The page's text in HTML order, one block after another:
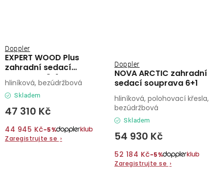
EXPERT WOOD Plus
zahradní sedací
souprava 8+1
Doppler
Skladem
47 310 Kč
44 945 Kč−5%
Zaregistrujte se ›
hliníková, bezúdržbová
NOVA ARCTIC zahradní
sedací souprava 6+1
Doppler
Skladem
54 930 Kč
52 184 Kč−5%
Zaregistrujte se ›
hliníková, polohovací křesla,
bezúdržbová